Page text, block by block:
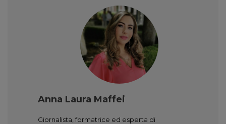
Anna Laura Maffei
Giornalista, formatrice ed esperta di